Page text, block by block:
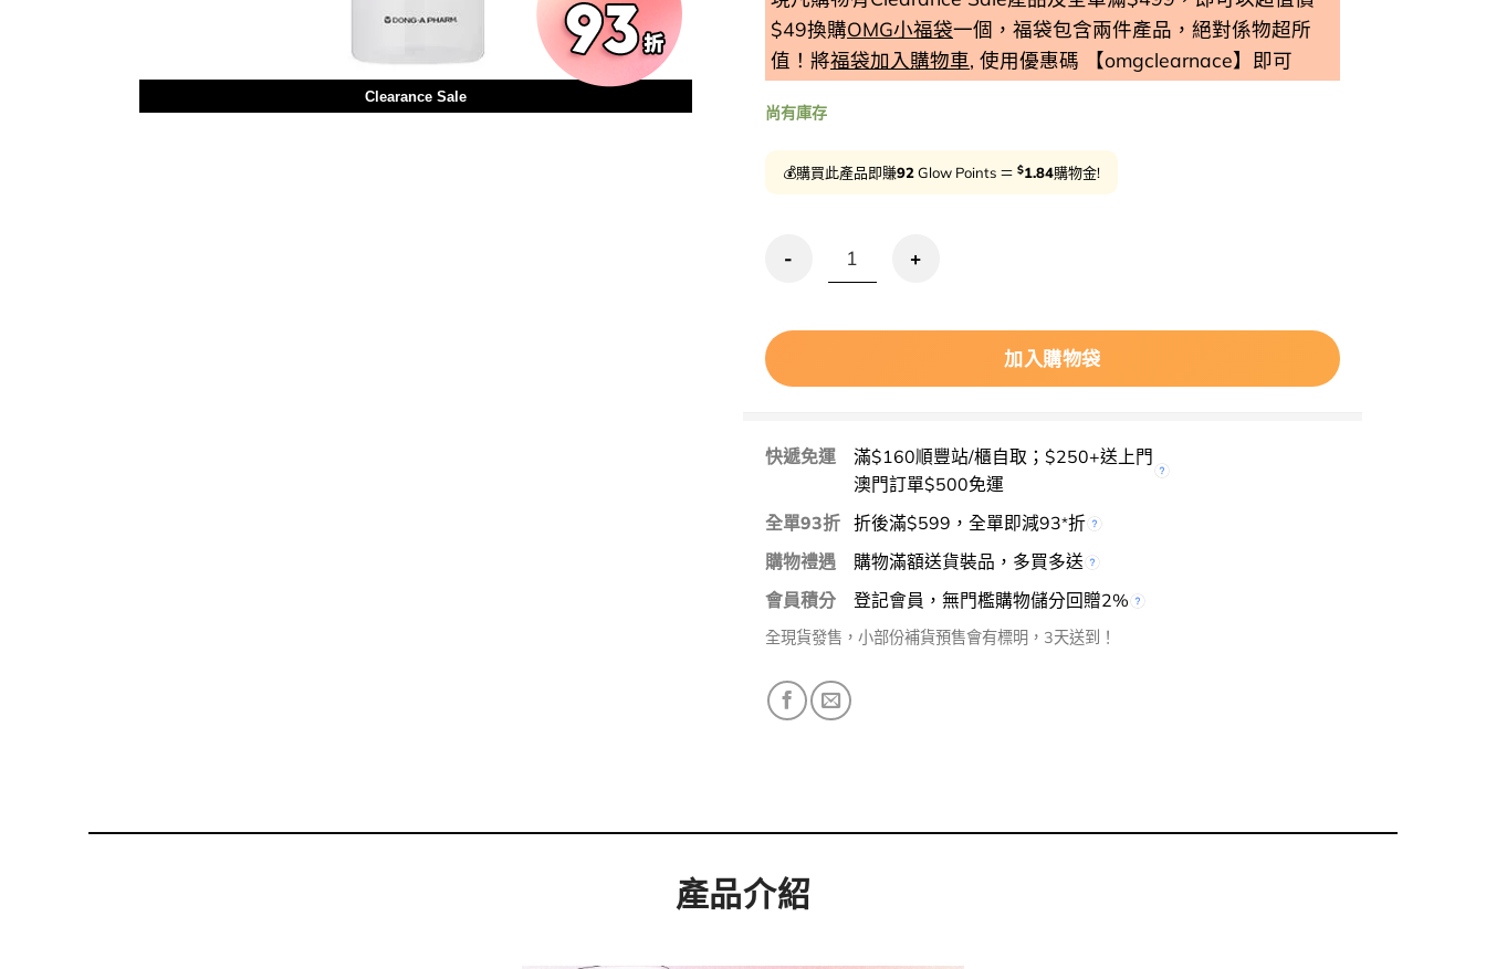
Clearance Sale
$49換購OMG小福袋一個，福袋包含兩件產品，絕對係物超所
值！將福袋加入購物車, 使用優惠碼 【omgclearnace】即可
尚有庫存
💰購買此產品即賺92Glow Points ＝ $1.84購物金!
清倉激減🔥一步卸淨～FATION Nosca9 Cleansing Water 專利肝素溫和修護水潤淨化弱
加入購物袋
快遞免運
滿$160順豐站/櫃自取；$250+送上門
澳門訂單$500免運
全單93折 折後滿$599，全單即減93*折
購物禮遇
購物滿額送貨裝品，多買多送
會員積分
登記會員，無門檻購物儲分回贈2%
全現貨發售，小部份補貨預售會有標明，3天送到！
產品介紹